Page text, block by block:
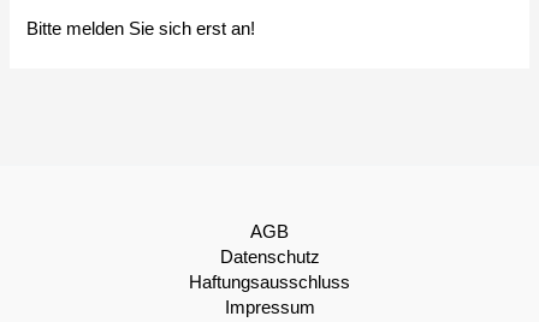
Bitte melden Sie sich erst an!
AGB
Datenschutz
Haftungsausschluss
Impressum